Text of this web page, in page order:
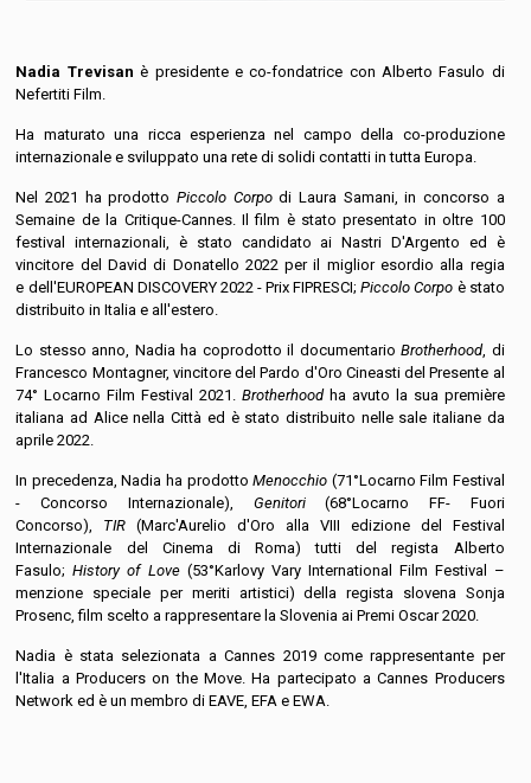
Nadia Trevisan è presidente e co-fondatrice con Alberto Fasulo di
Nefertiti Film.
Ha maturato una ricca esperienza nel campo della co-produzione
internazionale e sviluppato una rete di solidi contatti in tutta Europa.
Nel 2021 ha prodottoPiccolo Corpodi Laura Samani, in concorso a
Semaine de la Critique-Cannes. Il film è stato presentato in oltre 100
festival internazionali, è stato candidato ai Nastri D'Argento ed è
vincitore del David di Donatello 2022 per il miglior esordio alla regia
e dell'EUROPEAN DISCOVERY 2022 - Prix FIPRESCI;Piccolo Corpo è stato
distribuito in Italia e all'estero.
Lo stesso anno, Nadia ha coprodotto il documentarioBrotherhood, di
Francesco Montagner, vincitore del Pardo d'Oro Cineasti del Presente al
74° Locarno Film Festival 2021.Brotherhoodha avuto la sua première
italiana ad Alice nella Città ed è stato distribuito nelle sale italiane da
aprile 2022.
In precedenza, Nadia ha prodottoMenocchio (71°Locarno Film Festival
- Concorso Internazionale), Genitori(68°Locarno FF- Fuori
Concorso), TIR (Marc'Aurelio d'Oro alla VIII edizione del Festival
Internazionale del Cinema di Roma) tutti del regista Alberto
Fasulo;History of Love (53°Karlovy Vary International Film Festival –
menzione speciale per meriti artistici) della regista slovena Sonja
Prosenc, film scelto a rappresentare la Slovenia ai Premi Oscar 2020.
Nadia è stata selezionata a Cannes 2019 come rappresentante per
l'Italia a Producers on the Move. Ha partecipato a Cannes Producers
Network ed è un membro di EAVE, EFA e EWA.